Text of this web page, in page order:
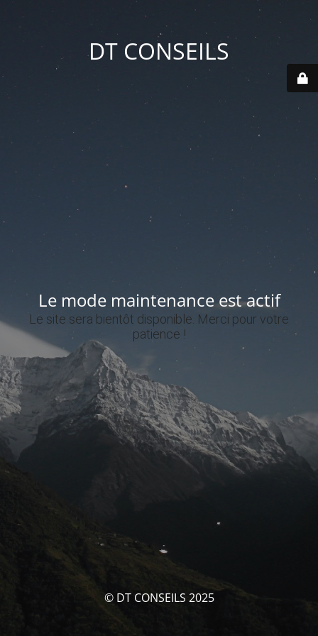
DT CONSEILS
Le mode maintenance est actif
Le site sera bientôt disponible. Merci pour votre
patience !
© DT CONSEILS 2025